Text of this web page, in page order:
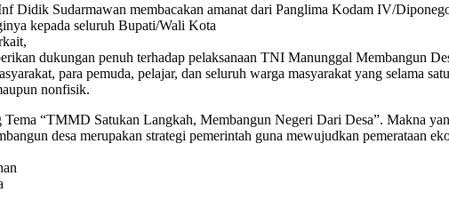
Didik Sudarmawan membacakan amanat dari Panglima Kodam IV/
kepada seluruh Bupati/Wali Kota
dukungan penuh terhadap pelaksanaan TNI Manunggal Membangun
para pemuda, pelajar, dan seluruh warga masyarakat yang selama
nonfisik.
“TMMD Satukan Langkah, Membangun Negeri Dari Desa”. Makna
desa merupakan strategi pemerintah guna mewujudkan pemerataan